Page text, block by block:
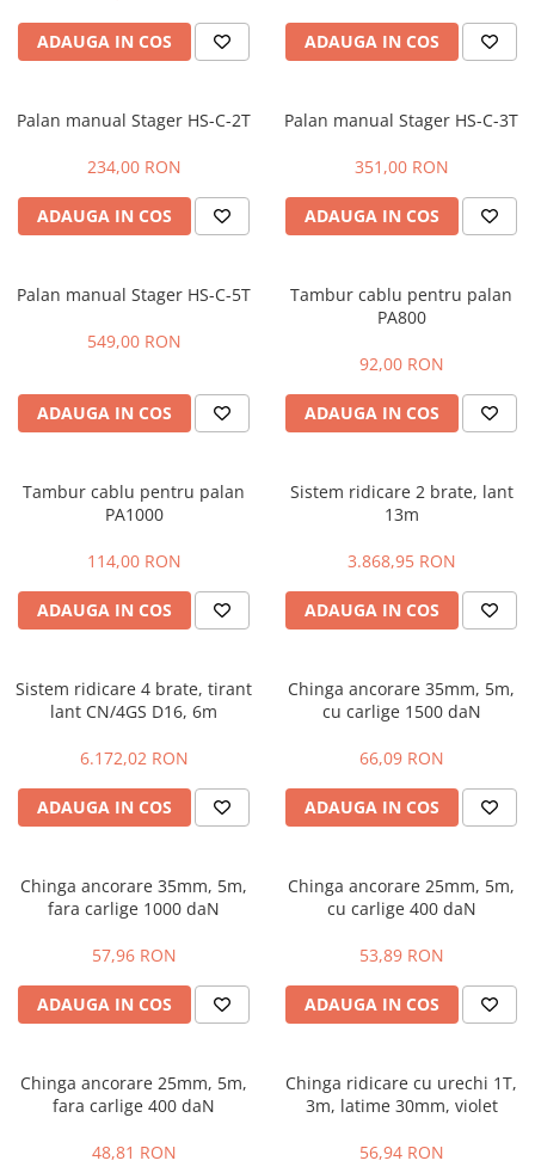
Pompe de circulatie
Pompe de suprafata
ulei, lichide alimentare
Pompe submersibile apa
murdara/menajera
Rezervoare din polietilena
Tocatoare crengi si furaje
Tunuri de aer cald
Vitrine frigorifice
Ciocane rotopercutoare cu
acumulator
Motoare electrice
Motoare termice
Pistoale electrice de suflat aer cald
Pistoale electrice de vopsit
Accesorii si consumabile polizoare
Polizoare electrice de banc
Redresoare si roboti de pornire
Slefuitoare electrice
Tehnica diamantata
Carote diamantate
Masini de carotat
Ventilatoare industriale
Fierastraie
Foarfeci
ADAUGA IN COS ADAUGA IN COS
Palan manual Stager HS-C-2T
234,00 RON
ADAUGA IN COS
Palan manual Stager HS-C-3T
351,00 RON
ADAUGA IN COS
Palan manual Stager HS-C-5T
549,00 RON
ADAUGA IN COS
Tambur cablu pentru palan
PA800
92,00 RON
ADAUGA IN COS
Tambur cablu pentru palan
PA1000
114,00 RON
ADAUGA IN COS
Sistem ridicare 2 brate, lant
13m
3.868,95 RON
ADAUGA IN COS
Sistem ridicare 4 brate, tirant
lant CN/4GS D16, 6m
6.172,02 RON
ADAUGA IN COS
Chinga ancorare 35mm, 5m,
cu carlige 1500 daN
66,09 RON
ADAUGA IN COS
Chinga ancorare 35mm, 5m,
fara carlige 1000 daN
57,96 RON
ADAUGA IN COS
Chinga ancorare 25mm, 5m,
cu carlige 400 daN
53,89 RON
ADAUGA IN COS
Chinga ancorare 25mm, 5m,
fara carlige 400 daN
48,81 RON
Chinga ridicare cu urechi 1T,
3m, latime 30mm, violet
56,94 RON